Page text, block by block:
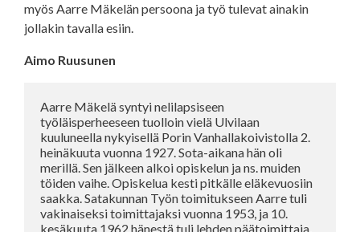
myös Aarre Mäkelän persoona ja työ tulevat ainakin
jollakin tavalla esiin.
Aimo Ruusunen
Aarre Mäkelä syntyi nelilapsiseen
työläisperheeseen tuolloin vielä Ulvilaan
kuuluneella nykyisellä Porin Vanhallakoivistolla 2.
heinäkuuta vuonna 1927. Sota-aikana hän oli
merillä. Sen jälkeen alkoi opiskelun ja ns. muiden
töiden vaihe. Opiskelua kesti pitkälle eläkevuosiin
saakka. Satakunnan Työn toimitukseen Aarre tuli
vakinaiseksi toimittajaksi vuonna 1953, ja 10.
kesäkuuta 1962 hänestä tuli lehden päätoimittaja,